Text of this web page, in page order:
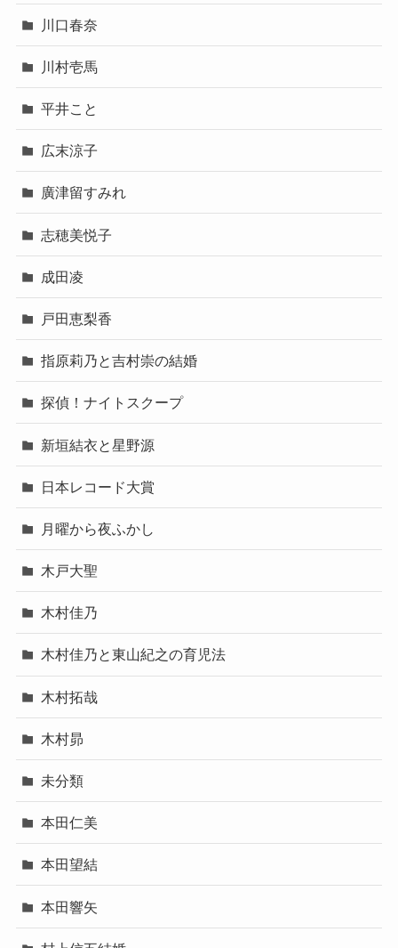
川口春奈
川村壱馬
平井こと
広末涼子
廣津留すみれ
志穂美悦子
成田凌
戸田恵梨香
指原莉乃と吉村崇の結婚
探偵！ナイトスクープ
新垣結衣と星野源
日本レコード大賞
月曜から夜ふかし
木戸大聖
木村佳乃
木村佳乃と東山紀之の育児法
木村拓哉
木村昴
未分類
本田仁美
本田望結
本田響矢